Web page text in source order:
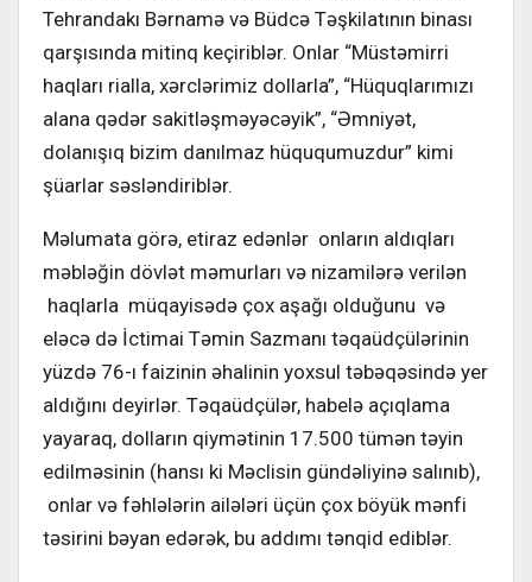
Tehrandakı Bərnamə və Büdcə Təşkilatının binası
qarşısında mitinq keçiriblər. Onlar “Müstəmirri
haqları rialla, xərclərimiz dollarla”, “Hüquqlarımızı
alana qədər sakitləşməyəcəyik”, “Əmniyət,
dolanışıq bizim danılmaz hüququmuzdur” kimi
şüarlar səsləndiriblər.
Məlumata görə, etiraz edənlər onların aldıqları
məbləğin dövlət məmurları və nizamilərə verilən
haqlarla müqayisədə çox aşağı olduğunu və
eləcə də İctimai Təmin Sazmanı təqaüdçülərinin
yüzdə 76-ı faizinin əhalinin yoxsul təbəqəsində yer
aldığını deyirlər. Təqaüdçülər, habelə açıqlama
yayaraq, dolların qiymətinin 17.500 tümən təyin
edilməsinin (hansı ki Məclisin gündəliyinə salınıb),
onlar və fəhlələrin ailələri üçün çox böyük mənfi
təsirini bəyan edərək, bu addımı tənqid ediblər.